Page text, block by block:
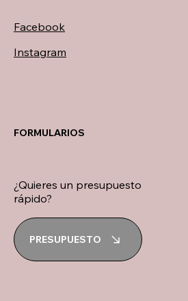
Facebook
Instagram
FORMULARIOS
¿Quieres un presupuesto
rápido?
PRESUPUESTO